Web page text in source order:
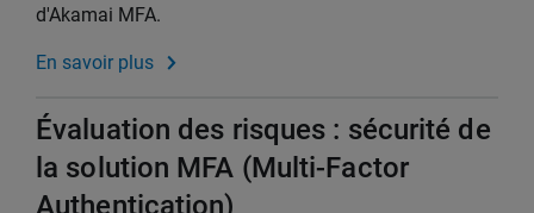
d'Akamai MFA.
En savoir plus
Évaluation des risques : sécurité de
la solution MFA (Multi-Factor